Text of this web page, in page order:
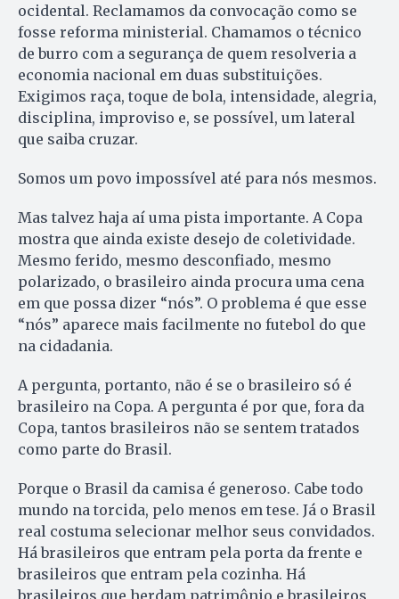
ocidental. Reclamamos da convocação como se
fosse reforma ministerial. Chamamos o técnico
de burro com a segurança de quem resolveria a
economia nacional em duas substituições.
Exigimos raça, toque de bola, intensidade, alegria,
disciplina, improviso e, se possível, um lateral
que saiba cruzar.
Somos um povo impossível até para nós mesmos.
Mas talvez haja aí uma pista importante. A Copa
mostra que ainda existe desejo de coletividade.
Mesmo ferido, mesmo desconfiado, mesmo
polarizado, o brasileiro ainda procura uma cena
em que possa dizer “nós”. O problema é que esse
“nós” aparece mais facilmente no futebol do que
na cidadania.
A pergunta, portanto, não é se o brasileiro só é
brasileiro na Copa. A pergunta é por que, fora da
Copa, tantos brasileiros não se sentem tratados
como parte do Brasil.
Porque o Brasil da camisa é generoso. Cabe todo
mundo na torcida, pelo menos em tese. Já o Brasil
real costuma selecionar melhor seus convidados.
Há brasileiros que entram pela porta da frente e
brasileiros que entram pela cozinha. Há
brasileiros que herdam patrimônio e brasileiros